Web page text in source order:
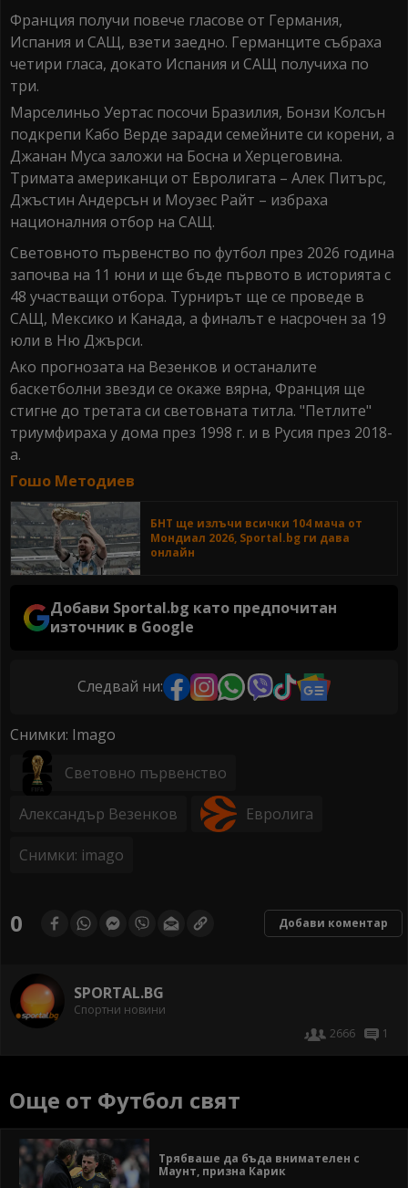
Франция получи повече гласове от Германия,
Испания и САЩ, взети заедно. Германците събраха
четири гласа, докато Испания и САЩ получиха по
три.
Марселиньо Уертас посочи Бразилия, Бонзи Колсън
подкрепи Кабо Верде заради семейните си корени, а
Джанан Муса заложи на Босна и Херцеговина.
Тримата американци от Евролигата – Алек Питърс,
Джъстин Андерсън и Моузес Райт – избраха
националния отбор на САЩ.
Световното първенство по футбол през 2026 година
започва на 11 юни и ще бъде първото в историята с
48 участващи отбора. Турнирът ще се проведе в
САЩ, Мексико и Канада, а финалът е насрочен за 19
юли в Ню Джърси.
Ако прогнозата на Везенков и останалите
баскетболни звезди се окаже вярна, Франция ще
стигне до третата си световната титла. "Петлите"
триумфираха у дома през 1998 г. и в Русия през 2018-
а.
Гошо Методиев
БНТ ще излъчи всички 104 мача от
Мондиал 2026, Sportal.bg ги дава
онлайн
Добави Sportal.bg като предпочитан
източник в Google
Следвай ни:
Снимки: Imago
Световно първенство
Александър Везенков Евролига
Снимки: imago
0 Добави коментар
SPORTAL.BG
Спортни новини
2666
1
Още от Футбол свят
Трябваше да бъда внимателен с
Маунт, призна Карик